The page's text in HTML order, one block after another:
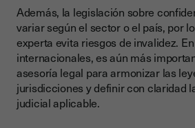
Además, la legislación sobre
variar según el sector o el país, por
experta evita riesgos de invalidez.
internacionales, es aún más
asesoría legal para armonizar las
jurisdicciones y definir con claridad
judicial aplicable.